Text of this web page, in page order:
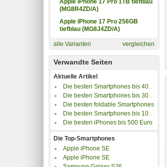
(MG8R4ZD/A)
Apple iPhone 17 Pro 256GB
tiefblau (MG8J4ZD/A)
alle Varianten vergleichen
Verwandte Seiten
Aktuelle Artikel
Die besten Smartphones bis 400 Euro
Die besten Smartphones bis 300 Euro
Die besten foldable Smartphones
Die besten Smartphones bis 100 Euro
Die besten iPhones bis 500 Euro
Die Top-Smartphones
Apple iPhone SE
Apple iPhone SE